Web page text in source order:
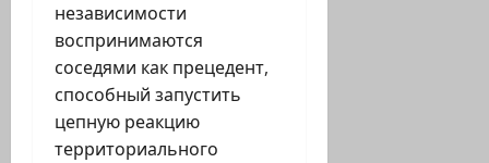
независимости
воспринимаются
соседями как прецедент,
способный запустить
цепную реакцию
территориального